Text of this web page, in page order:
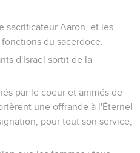
sacrificateur Aaron, et les
du sacerdoce.
d'Israël sortit de la
par le coeur et animés de
une offrande à l'Éternel
pour tout son service,